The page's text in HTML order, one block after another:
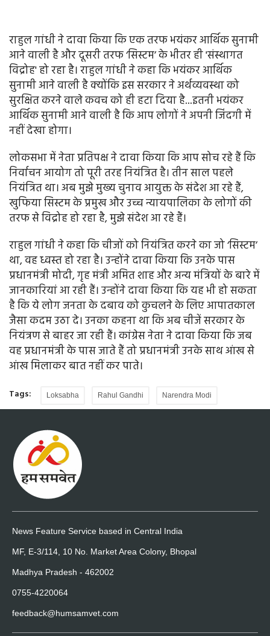
राहुल गांधी ने दावा किया कि एक तरफ भयंकर आर्थिक सुनामी
आने वाली है और दूसरी तरफ ‘सिस्टम’ के भीतर ही 'संस्थागत
विद्रोह' हो रहा है। राहुल गांधी ने कहा कि भयंकर आर्थिक
सुनामी आने वाली है क्योंकि इस सरकार ने अर्थव्यवस्था को
सुरक्षित करने वाले कवच को ही हटा दिया है...इतनी भयंकर
आर्थिक सुनामी आने वाली है कि आप लोगों ने अपनी जिंदगी में
नहीं देखा होगा।
लोकसभा में नेता प्रतिपक्ष ने दावा किया कि आप सोच रहे हैं कि
निर्वाचन आयोग तो पूरी तरह नियंत्रित है। तीन साल पहले
नियंत्रित था। अब मुझे मुख्य चुनाव आयुक्त के संदेश आ रहे हैं,
खुफिया सिस्टम के प्रमुख और उच्च न्यायपालिका के लोगों की
तरफ से विद्रोह हो रहा है, मुझे संदेश आ रहे हैं।
राहुल गांधी ने कहा कि चीजों को नियंत्रित करने का जो ‘सिस्टम’
था, वह ध्वस्त हो रहा है। उन्होंने दावा किया कि उनके पास
प्रधानमंत्री मोदी, गृह मंत्री अमित शाह और अन्य मंत्रियों के बारे में
जानकारियां आ रही हैं। उन्होंने दावा किया कि यह भी हो सकता
है कि ये लोग जनता के दबाव को कुचलने के लिए आपातकाल
जैसा कदम उठा दे। उनका कहना था कि अब चीजें सरकार के
नियंत्रण से बाहर जा रही हैं। कांग्रेस नेता ने दावा किया कि जब
वह प्रधानमंत्री के पास जाते हैं तो प्रधानमंत्री उनके साथ आंख से
आंख मिलाकर बात नहीं कर पाते।
Tags: Loksabha Rahul Gandhi Narendra Modi
News Feature Service based in Central India
MF, E-3/114, 10 No. Market Area Colony, Bhopal
Madhya Pradesh - 462002
0755-4220064
feedback@humsamvet.com